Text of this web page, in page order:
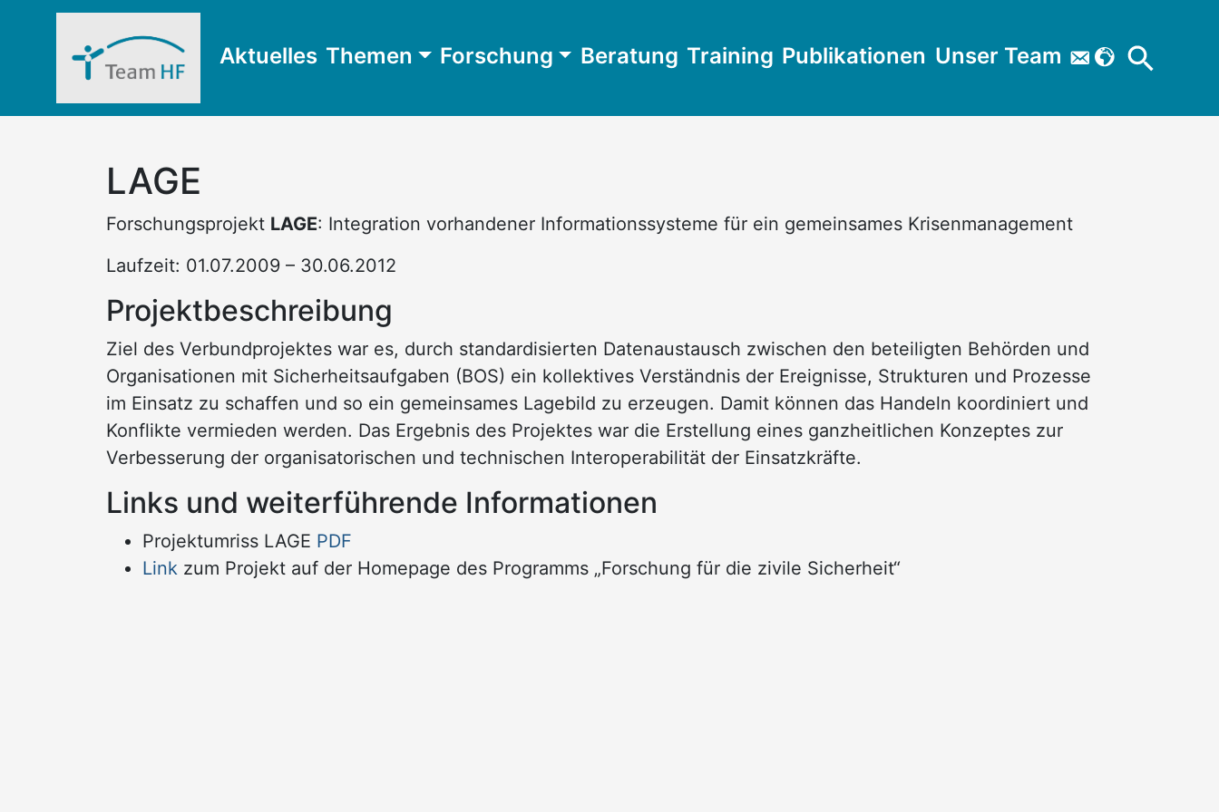
Aktuelles Themen Forschung Beratung Training Publikationen Unser Team  
Search
for:
Search Button
LAGE
Forschungsprojekt LAGE: Integration vorhandener Informationssysteme für ein gemeinsames Krisenmanagement
Laufzeit: 01.07.2009 – 30.06.2012
Projektbeschreibung
Ziel des Verbundprojektes war es, durch standardisierten Datenaustausch zwischen den beteiligten Behörden und
Organisationen mit Sicherheitsaufgaben (BOS) ein kollektives Verständnis der Ereignisse, Strukturen und Prozesse
im Einsatz zu schaffen und so ein gemeinsames Lagebild zu erzeugen. Damit können das Handeln koordiniert und
Konflikte vermieden werden. Das Ergebnis des Projektes war die Erstellung eines ganzheitlichen Konzeptes zur
Verbesserung der organisatorischen und technischen Interoperabilität der Einsatzkräfte.
Links und weiterführende Informationen
Projektumriss LAGE PDF
Link zum Projekt auf der Homepage des Programms „Forschung für die zivile Sicherheit“